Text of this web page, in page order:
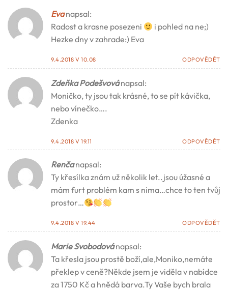
Eva napsal:
Radost a krasne posezeni
i pohled na ne;)
Hezke dny v zahrade:) Eva
9.4.2018 V 10.08 ODPOVĚDĚT
Zdeňka Podešvová napsal:
Moničko, ty jsou tak krásné, to se pít kávička,
nebo vínečko….
Zdenka
9.4.2018 V 19.11 ODPOVĚDĚT
Renča napsal:
Ty křesílka znám už několik let..jsou úžasné a
mám furt problém kam s nima…chce to ten tvůj
prostor…
9.4.2018 V 19.44 ODPOVĚDĚT
Marie Svobodová napsal:
Ta křesla jsou prostě boží,ale,Moniko,nemáte
překlep v ceně?Někde jsem je viděla v nabídce
za 1750 Kč a hnědá barva.Ty Vaše bych brala